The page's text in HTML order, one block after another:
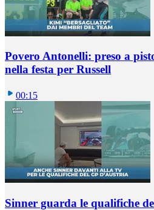
Povero Antonelli: preso a
nella festa per Russell
00:15
Sinner guarda le qualifiche